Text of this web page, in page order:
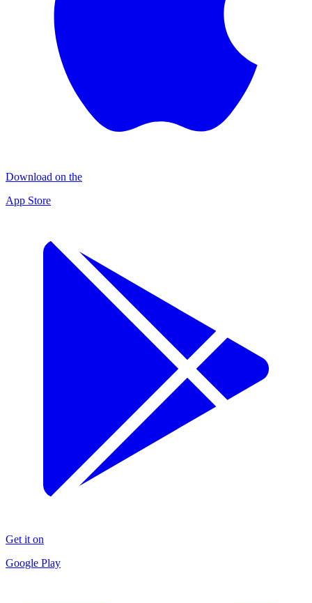
Download on the
App Store
Get it on
Google Play